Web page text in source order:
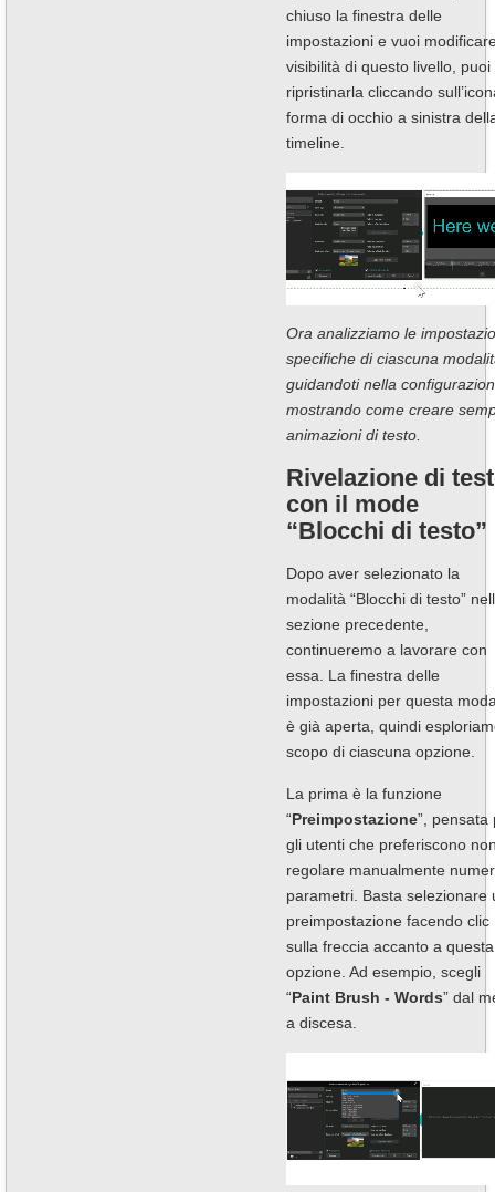
chiuso la finestra delle
impostazioni e vuoi
visibilità di questo livello, puoi
ripristinarla cliccando
forma di occhio a sinistra
timeline.
Ora analizziamo le
specifiche di ciascuna
guidandoti nella
mostrando come creare
animazioni di testo.
Rivelazione di
con il mode
“Blocchi di testo”
Dopo aver selezionato la
modalità “Blocchi di testo”
sezione precedente,
continueremo a lavorare con
essa. La finestra delle
impostazioni per questa
è già aperta, quindi
scopo di ciascuna opzione.
La prima è la funzione
“Preimpostazione”, pensata
gli utenti che preferiscono
regolare manualmente
parametri. Basta selezionare
preimpostazione facendo clic
sulla freccia accanto a questa
opzione. Ad esempio, scegli
“Paint Brush - Words” dal
a discesa.